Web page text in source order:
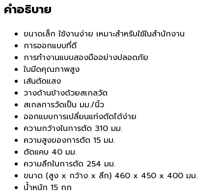
คำอธิบาย
ขนาดเล็ก ใช้งานง่าย เหมาะสำหรับใช้ในสำนักงาน
การออกแบบที่ดี
การทำงานแบบสองมืออย่างปลอดภัย
ใบมีดคุณภาพสูง
เส้นตัดแสง
วางด้านข้างด้วยสเกลวัด
สเกลการวัดเป็น มม./นิ้ว
ออกแบบการเปลี่ยนแท่งตัดได้ง่าย
ความกว้างในการตัด 310 มม.
ความสูงของการตัด 15 มม.
ตัดแคบ 40 มม.
ความลึกในการตัด 254 มม.
ขนาด (สูง x กว้าง x ลึก) 460 x 450 x 400 มม.
น้ำหนัก 15 กก